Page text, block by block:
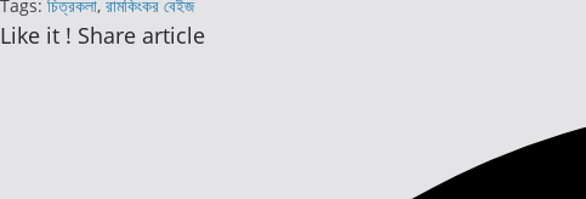
Tags: চিত্রকলা, রামকিংকর বেইজ
Like it ! Share articleShare